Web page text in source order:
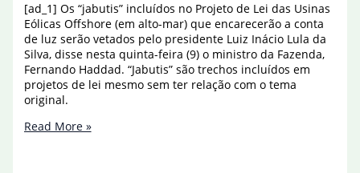
[ad_1] Os “jabutis” incluídos no Projeto de Lei das Usinas
Eólicas Offshore (em alto-mar) que encarecerão a conta
de luz serão vetados pelo presidente Luiz Inácio Lula da
Silva, disse nesta quinta-feira (9) o ministro da Fazenda,
Fernando Haddad. “Jabutis” são trechos incluídos em
projetos de lei mesmo sem ter relação com o tema
original.
Haddad
Read More »